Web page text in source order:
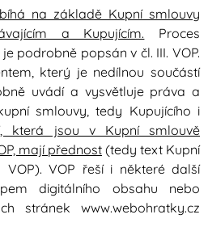
na základě Kupní smlouvy
a Kupujícím. Proces
podrobně popsán v čl. III. VOP.
který je nedílnou součástí
uvádí a vysvětluje práva a
smlouvy, tedy Kupujícího i
která jsou v Kupní smlouvě
mají přednost (tedy text Kupní
VOP řeší i některé další
digitálního obsahu nebo
stránek www.webohratky.cz